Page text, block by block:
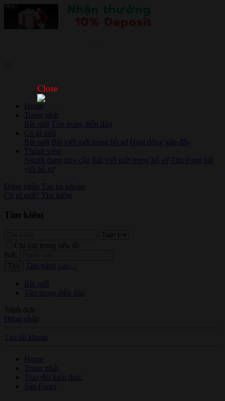
Home
Trang nhất
Bài mới
Tìm trong diễn đàn
Có gì mới
Bài mới Bài viết mới trong hồ sơ Hoạt động gần đây
Thành viên
Người đang truy cập Bài viết mới trong hồ sơ Tìm trong bài
viết hồ sơ
Đăng nhập Tạo tài khoản
Có gì mới? Tìm kiếm
Tìm kiếm
Chỉ tìm trong tiêu đề
Bởi:
Tìm nâng cao…
Bài mới
Tìm trong diễn đàn
Trình đơn
Đăng nhập
Tạo tài khoản
Home
Trang nhất
Trao đổi kiến thức
Sàn Forex
Close